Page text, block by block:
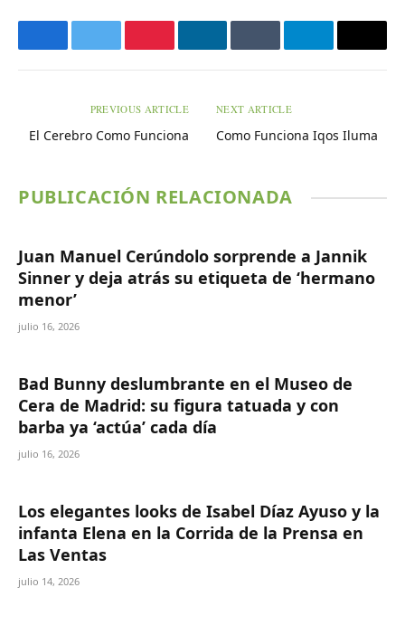
FacebookTwitter PinterestLinkedInTumblr TelegramEmail
PREVIOUS ARTICLE
El Cerebro Como Funciona
NEXT ARTICLE
Como Funciona Iqos Iluma
PUBLICACIÓN RELACIONADA
Juan Manuel Cerúndolo sorprende a Jannik
Sinner y deja atrás su etiqueta de ‘hermano
menor’
julio 16, 2026
Bad Bunny deslumbrante en el Museo de
Cera de Madrid: su figura tatuada y con
barba ya ‘actúa’ cada día
julio 16, 2026
Los elegantes looks de Isabel Díaz Ayuso y la
infanta Elena en la Corrida de la Prensa en
Las Ventas
julio 14, 2026